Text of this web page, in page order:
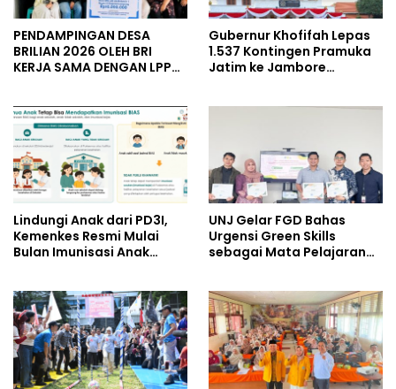
PENDAMPINGAN DESA
BRILIAN 2026 OLEH BRI
KERJA SAMA DENGAN LPPM
Gubernur Khofifah Lepas
1.537 Kontingen Pramuka
Jatim ke Jambore
Perkuat Persatuan dan
Lindungi Anak dari PD3I,
Kemenkes Resmi Mulai
Bulan Imunisasi Anak
UNJ Gelar FGD Bahas
Urgensi Green Skills
sebagai Mata Pelajaran
Perhotelan, dan UPW